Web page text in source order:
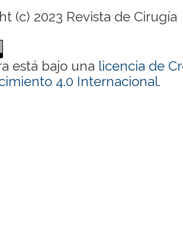
(c) 2023 Revista de Cirugía
está bajo una licencia de
4.0 Internacional.